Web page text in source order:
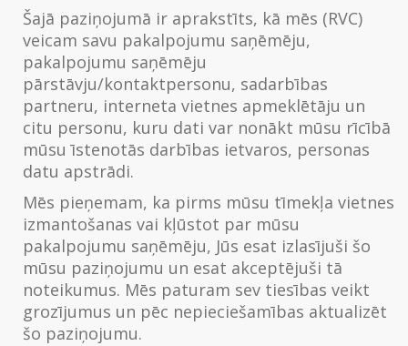
Šajā paziņojumā ir aprakstīts, kā mēs (RVC)
veicam savu pakalpojumu saņēmēju,
pakalpojumu saņēmēju
pārstāvju/kontaktpersonu, sadarbības
partneru, interneta vietnes apmeklētāju un
citu personu, kuru dati var nonākt mūsu rīcībā
mūsu īstenotās darbības ietvaros, personas
datu apstrādi.
Mēs pieņemam, ka pirms mūsu tīmekļa vietnes
izmantošanas vai kļūstot par mūsu
pakalpojumu saņēmēju, Jūs esat izlasījuši šo
mūsu paziņojumu un esat akceptējuši tā
noteikumus. Mēs paturam sev tiesības veikt
grozījumus un pēc nepieciešamības aktualizēt
šo paziņojumu.